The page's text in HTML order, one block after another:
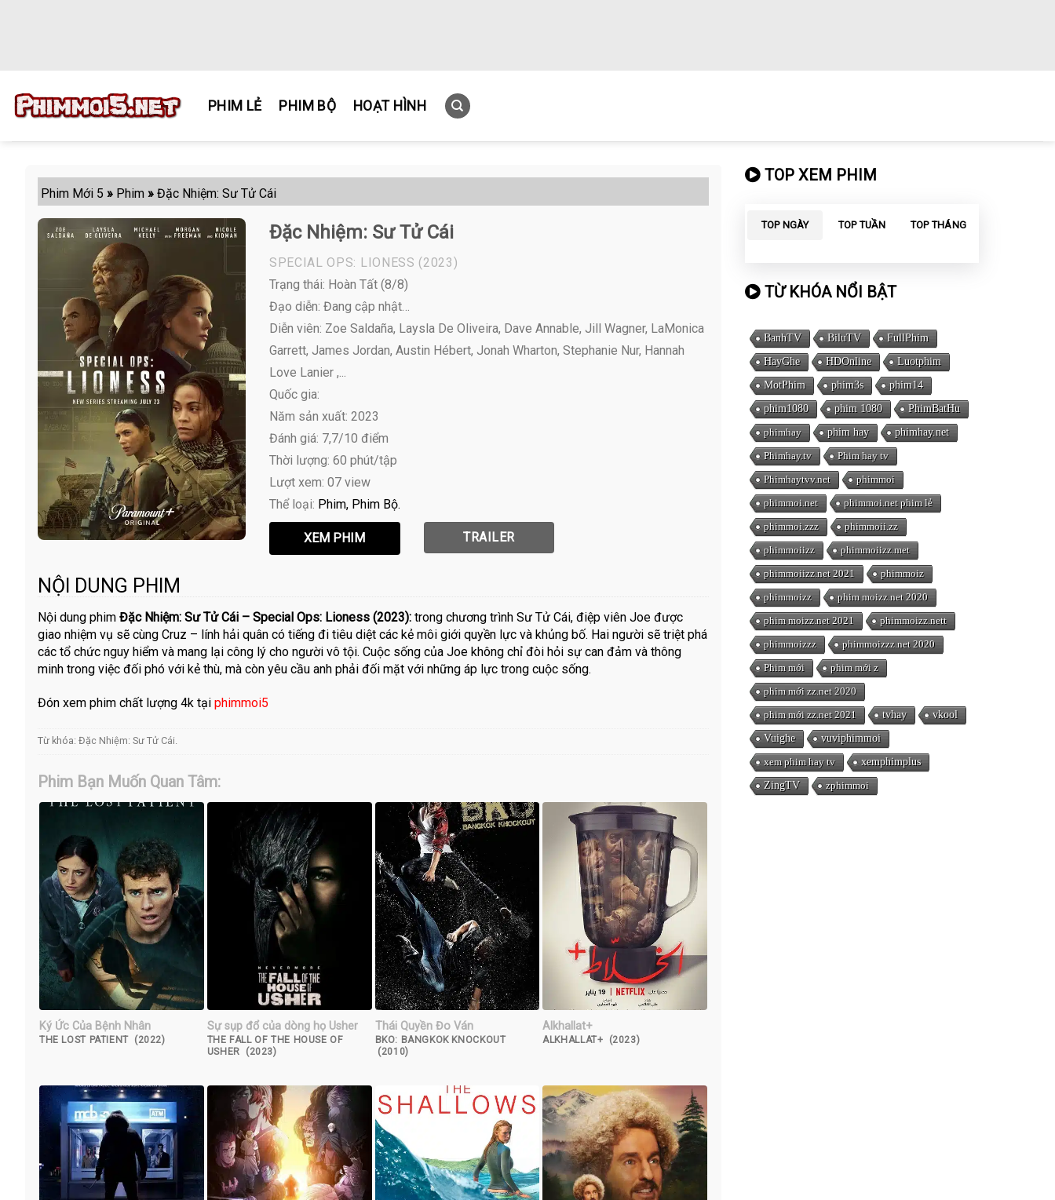
PHIM LẺ PHIM BỘ HOẠT HÌNH
Phim Mới 5 » Phim » Đặc Nhiệm: Sư Tử Cái
Đặc Nhiệm: Sư Tử Cái
SPECIAL OPS: LIONESS (2023)
Trạng thái: Hoàn Tất (8/8)
Đạo diễn: Đang cập nhật…
Diễn viên: Zoe Saldaña, Laysla De Oliveira, Dave Annable, Jill Wagner, LaMonica
Garrett, James Jordan, Austin Hébert, Jonah Wharton, Stephanie Nur, Hannah
Love Lanier ,...
Quốc gia:
Năm sản xuất: 2023
Đánh giá: 7,7/10 điểm
Thời lượng: 60 phút/tập
Lượt xem: 07 view
Thể loại: Phim Phim Bộ
TRAILER
NỘI DUNG PHIM
Nội dung phim Đặc Nhiệm: Sư Tử Cái – Special Ops: Lioness (2023): trong chương trình Sư Tử Cái, điệp viên Joe được
giao nhiệm vụ sẽ cùng Cruz – lính hải quân có tiếng đi tiêu diệt các kẻ môi giới quyền lực và khủng bố. Hai người sẽ triệt phá
các tổ chức nguy hiểm và mang lại công lý cho người vô tội. Cuộc sống của Joe không chỉ đòi hỏi sự can đảm và thông
minh trong việc đối phó với kẻ thù, mà còn yêu cầu anh phải đối mặt với những áp lực trong cuộc sống.
Đón xem phim chất lượng 4k tại phimmoi5
Từ khóa: Đặc Nhiệm: Sư Tử Cái.
Phim Bạn Muốn Quan Tâm:
Ký Ức Của Bệnh Nhân
THE LOST PATIENT (2022)
Sự sụp đổ của dòng họ Usher
THE FALL OF THE HOUSE OF
USHER (2023)
Thái Quyền Đo Ván
BKO: BANGKOK KNOCKOUT
(2010)
Alkhallat+
ALKHALLAT+ (2023)
TOP XEM PHIM
TOP NGÀY TOP TUẦN TOP THÁNG
TỪ KHÓA NỔI BẬT
BanhTV BiluTV
FullPhim
HayGhe
HDOnline
Luotphim
MotPhim
phim3s
phim14
phim1080
phim 1080
PhimBatHu
phimhay
phim hay
phimhay.net
Phimhay.tv
Phim hay tv
Phimhaytvv.net
phimmoi
phimmoi.net
phimmoi.net phim lẻ
phimmoi.zzz
phimmoii.zz
phimmoiizz
phimmoiizz.met
phimmoiizz.net 2021
phimmoiz
phimmoizz
phim moizz.net 2020
phim moizz.net 2021
phimmoizz.nett
phimmoizzz
phimmoizzz.net 2020
Phim mới
phim mới z
phim mới zz.net 2020
phim mới zz.net 2021
tvhay
vkool
Vuighe
vuviphimmoi
xem phim hay tv
xemphimplus
ZingTV
zphimmoi